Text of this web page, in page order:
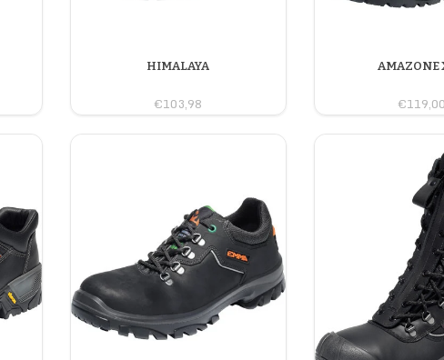
HIMALAYA
€103,98
AMAZONE
€119,00